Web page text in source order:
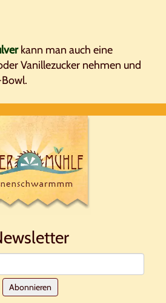
kann man auch eine
Vanillezucker nehmen und
Abonnieren